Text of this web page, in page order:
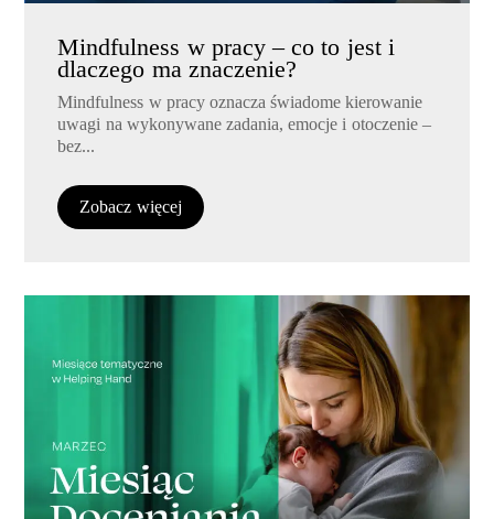
Mindfulness w pracy – co to jest i
dlaczego ma znaczenie?
Mindfulness w pracy oznacza świadome kierowanie
uwagi na wykonywane zadania, emocje i otoczenie –
bez...
Zobacz więcej